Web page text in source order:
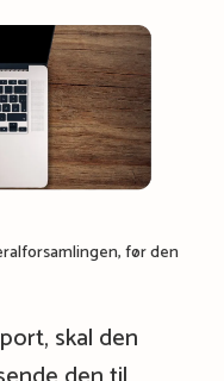
før den
skal den